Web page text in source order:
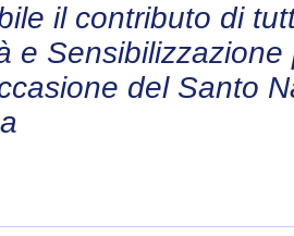
il contributo di
e
del Santo